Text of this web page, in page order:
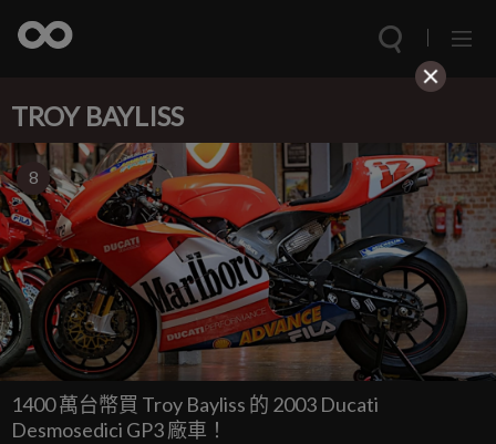
TROY BAYLISS
8
1400 萬台幣買 Troy Bayliss 的 2003 Ducati
Desmosedici GP3 廠車！